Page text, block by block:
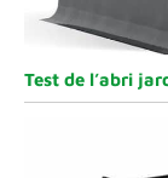
Test de l’abri